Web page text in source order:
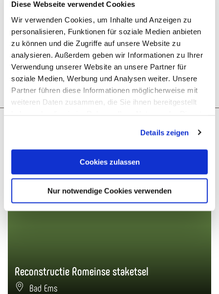
Diese Webseite verwendet Cookies
Wir verwenden Cookies, um Inhalte und Anzeigen zu
personalisieren, Funktionen für soziale Medien anbieten
zu können und die Zugriffe auf unsere Website zu
analysieren. Außerdem geben wir Informationen zu Ihrer
Verwendung unserer Website an unsere Partner für
soziale Medien, Werbung und Analysen weiter. Unsere
Partner führen diese Informationen möglicherweise mit
weiteren Daten zusammen, die Sie ihnen bereitgestellt
Cookies, wenn Sie unsere Webseite weiterhin nutzen.
Details zeigen
Cookies zulassen
Nur notwendige Cookies verwenden
doen?
Reis plannen PDF creëren
Reconstructie Romeinse staketsel
Bad Ems